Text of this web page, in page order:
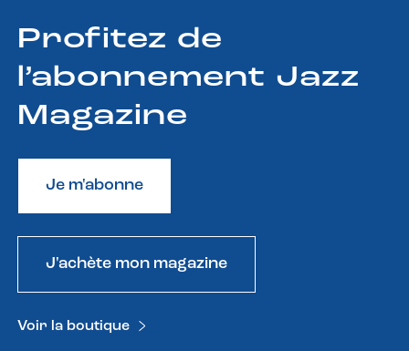
Profitez de
l’abonnement Jazz
Magazine
Je m'abonne
J'achète mon magazine
Voir la boutique